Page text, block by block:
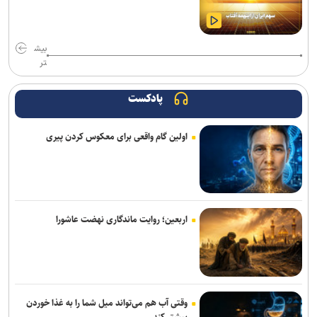
ضوابط جدید گزینش دانشجومعلمان ابلاغ شد
عدم کنترل ادرار پس از چهارسالگی را جدی بگیرید/ نگه داشتن ادرار در
کودکی، زمینه‌ساز بی‌اختیاری در بزرگسالی
تمدید خدمات‌رسانی قرارگاه زرباطیه تا ۱۶ مرداد
شهریور در ۶۴ شهر منتخب
رشد ۴۲ درصدی سازش در شورای حل اختلاف استان تهران
آثار مخرب مصرف الکل و سیگار در بروز بیماری‌ها
ترافیک سنگین در جاده چالوس/ جاده‌های شمالی بدون مداخلات جوی و
سایر محورها روان است
واکنش پلیس به فیک نیوزها و بازنشرِ ویدئوهایِ تکراری
بیش
تر
پادکست
اولین گام واقعی برای معکوس کردن پیری
اربعین؛ روایت ماندگاری نهضت عاشورا
وقتی آب هم می‌تواند میل شما را به غذا خوردن